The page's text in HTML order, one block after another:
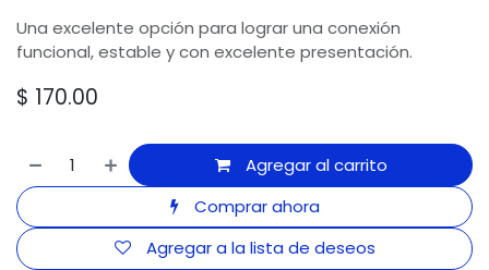
Una excelente opción para lograr una conexión
funcional, estable y con excelente presentación.
$ 170.00
Agregar al carrito
Comprar ahora
Agregar a la lista de deseos